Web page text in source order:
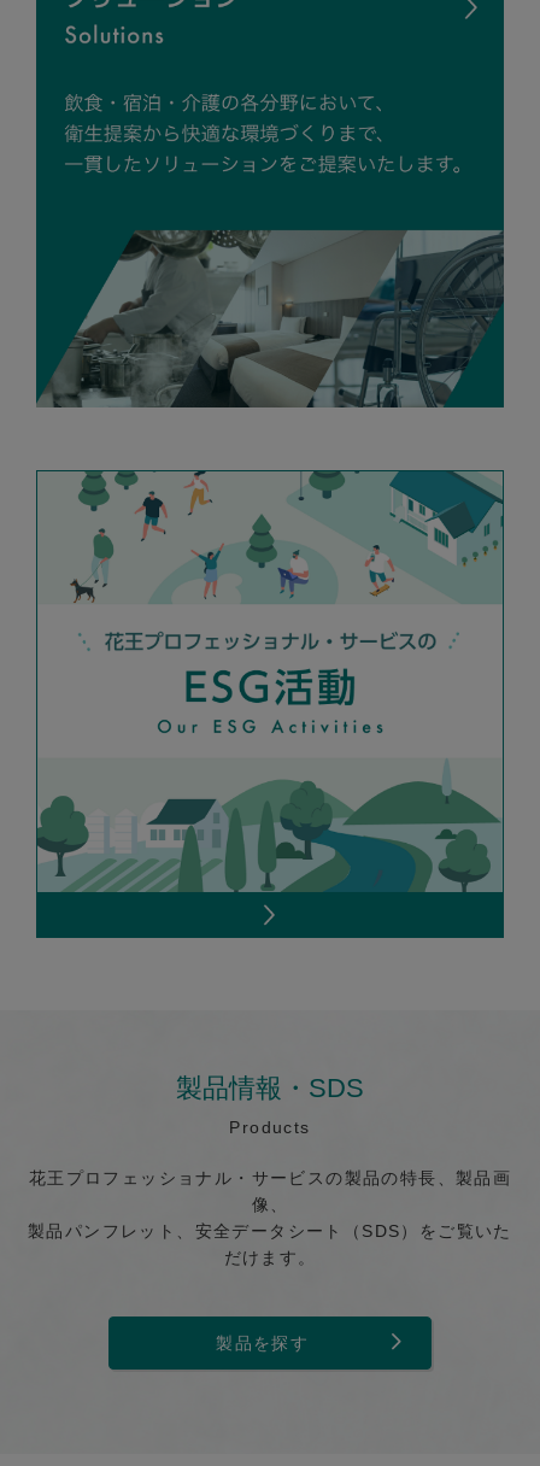
製品情報・SDS
Products
花王プロフェッショナル・サービスの製品の特長、製品画
像、
製品パンフレット、安全データシート（SDS）をご覧いた
だけます。
製品を探す